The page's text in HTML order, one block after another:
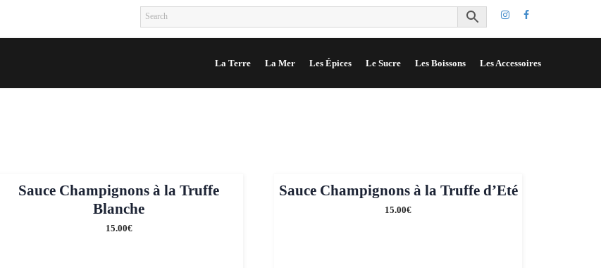
La Terre La Mer Les Épices Le Sucre Les Boissons Les Accessoires
Sauce Champignons à la Truffe
Blanche
15.00€
Sauce Champignons à la Truffe d’Eté
15.00€